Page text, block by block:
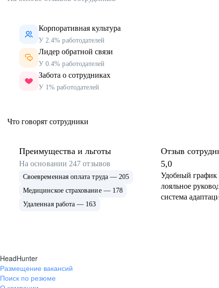
Корпоративная культура
У 2.4% работодателей
Лидер обратной связи
У 0.4% работодателей
Забота о сотрудниках
У 1% работодателей
Что говорят сотрудники
Преимущества и льготы
На основании 247 отзывов
Своевременная оплата труда — 205
Медицинское страхование — 178
Удаленная работа — 163
Отзыв
5,0
Удобный график
лояльное
система
HeadHunter
Размещение вакансий
Поиск по резюме